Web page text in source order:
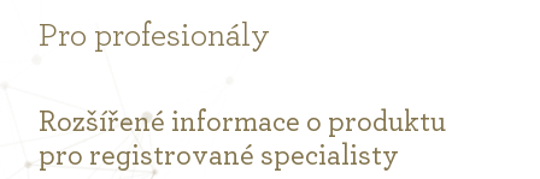
Pro profesionály
Rozšířené informace o produktu
pro registrované specialisty